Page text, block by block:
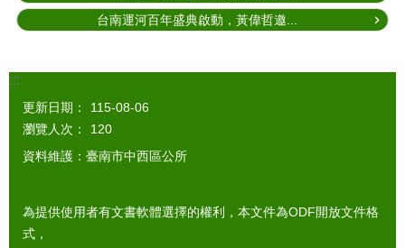
台南運河百年盛典啟動，黃偉哲邀...
:::
更新日期：
115-08-06
瀏覽人次：
120
資料維護：臺南市中西區公所
為提供使用者有文書軟體選擇的權利，本文件為ODF開放文件格
式，